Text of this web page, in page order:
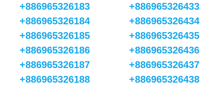
+886965326183
+886965326184
+886965326185
+886965326186
+886965326187
+886965326188
+886965326433
+886965326434
+886965326435
+886965326436
+886965326437
+886965326438